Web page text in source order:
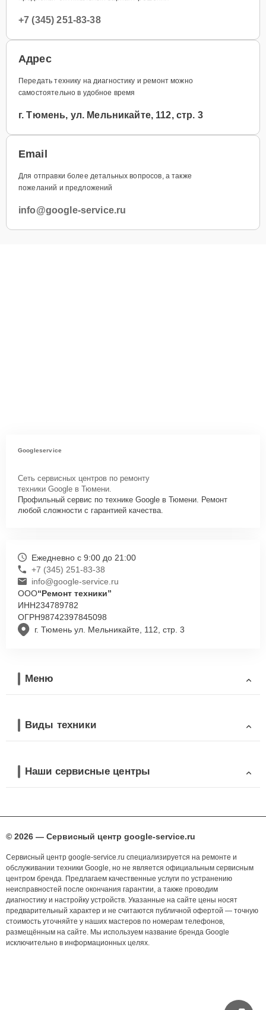
+7 (345) 251-83-38
Адрес
Передать технику на диагностику и ремонт можно
самостоятельно в удобное время
г. Тюмень, ул. Мельникайте, 112, стр. 3
Email
Для отправки более детальных вопросов, а также
пожеланий и предложений
info@google-service.ru
Googleservice
Сеть сервисных центров по ремонту
техники Google в Тюмени.
Профильный сервис по технике Google в Тюмени. Ремонт
любой сложности с гарантией качества.
г. Тюмень ул. Мельникайте, 112, стр. 3
Ежедневно с 9:00 до 21:00
+7 (345) 251-83-38
info@google-service.ru
ООО“Ремонт техники”
ИНН234789782
ОГРН98742397845098
Меню
Виды техники
Наши сервисные центры
© 2026 — Сервисный центр google-service.ru
Сервисный центр google-service.ru специализируется на ремонте и
обслуживании техники Google, но не является официальным сервисным
центром бренда. Предлагаем качественные услуги по устранению
неисправностей после окончания гарантии, а также проводим
диагностику и настройку устройств. Указанные на сайте цены носят
предварительный характер и не считаются публичной офертой — точную
стоимость уточняйте у наших мастеров по номерам телефонов,
размещённым на сайте. Мы используем название бренда Google
исключительно в информационных целях.